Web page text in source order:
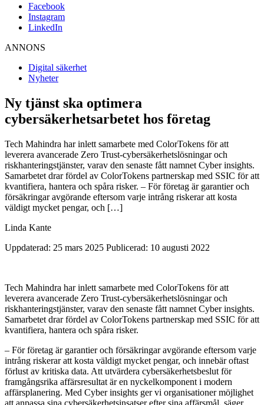
Facebook
Instagram
LinkedIn
ANNONS
Digital säkerhet
Nyheter
Ny tjänst ska optimera
cybersäkerhetsarbetet hos företag
Tech Mahindra har inlett samarbete med ColorTokens för att
leverera avancerade Zero Trust-cybersäkerhetslösningar och
riskhanteringstjänster, varav den senaste fått namnet Cyber insights.
Samarbetet drar fördel av ColorTokens partnerskap med SSIC för att
kvantifiera, hantera och spåra risker. – För företag är garantier och
försäkringar avgörande eftersom varje intrång riskerar att kosta
väldigt mycket pengar, och […]
Linda Kante
Uppdaterad: 25 mars 2025 Publicerad: 10 augusti 2022
Tech Mahindra har inlett samarbete med ColorTokens för att
leverera avancerade Zero Trust-cybersäkerhetslösningar och
riskhanteringstjänster, varav den senaste fått namnet Cyber insights.
Samarbetet drar fördel av ColorTokens partnerskap med SSIC för att
kvantifiera, hantera och spåra risker.
– För företag är garantier och försäkringar avgörande eftersom varje
intrång riskerar att kosta väldigt mycket pengar, och innebär oftast
förlust av kritiska data. Att utvärdera cybersäkerhetsbeslut för
framgångsrika affärsresultat är en nyckelkomponent i modern
affärsplanering. Med Cyber insights ger vi organisationer möjlighet
att anpassa sina cybersäkerhetsinsatser efter sina affärsmål, säger